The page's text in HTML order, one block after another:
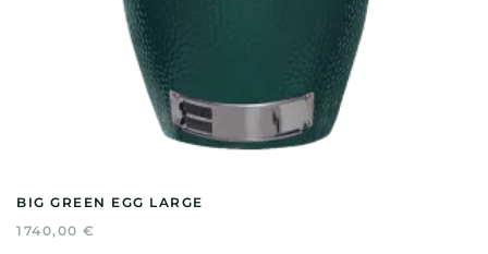
BIG GREEN EGG LARGE
1740,00 €